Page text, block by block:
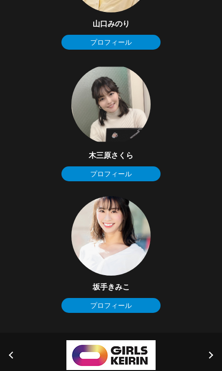
山口みのり
プロフィール
木三原さくら
プロフィール
坂手きみこ
プロフィール